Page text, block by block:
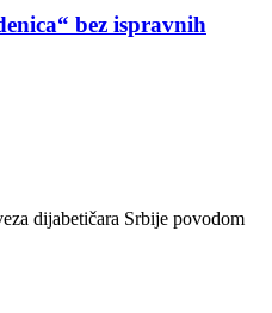
bez ispravnih
dijabetičara Srbije povodom